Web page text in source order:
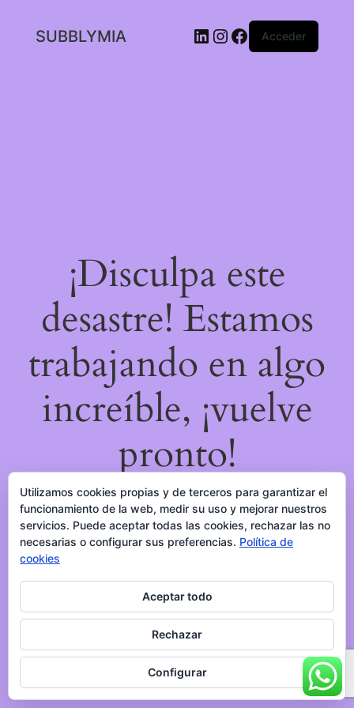
SUBBLYMIA LinkedIn
Instagram
Facebook
Acceder
¡Disculpa este
desastre! Estamos
trabajando en algo
increíble, ¡vuelve
pronto!
Utilizamos cookies propias y de terceros para garantizar el
funcionamiento de la web, medir su uso y mejorar nuestros
servicios. Puede aceptar todas las cookies, rechazar las no
necesarias o configurar sus preferencias. Política de
cookies
Aceptar todo
Rechazar
Configurar